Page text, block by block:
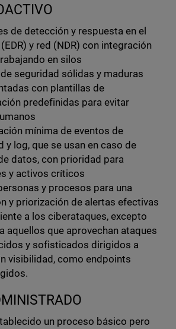
de detección y respuesta en el
y red (NDR) con integración
en silos
seguridad sólidas y maduras
con plantillas de
predefinidas para evitar
mínima de eventos de
y log, que se usan en caso de
datos, con prioridad para
y activos críticos
y procesos para una
y priorización de alertas efectivas
a los ciberataques, excepto
aquellos que aprovechan ataques
y sofisticados dirigidos a
visibilidad, como endpoints
un proceso básico pero